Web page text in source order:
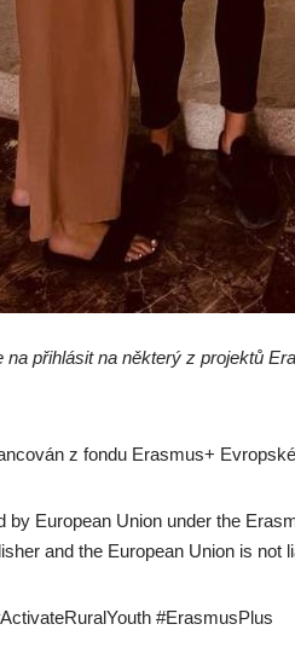
na přihlásit na některý z projektů
z fondu Erasmus+
by European Union under the
and the European Union is
#ErasmusPlus